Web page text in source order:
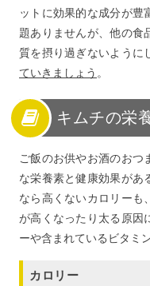
ットに効果的な成分が豊
題ありませんが、他の食
質を摂り過ぎないように
ていきましょう 。
キムチの栄
ご飯のお供やお酒のおつ
な栄養素と健康効果があ
なら高くないカロリーも
が高くなったり太る原因
ーや含まれているビタミ
カロリー